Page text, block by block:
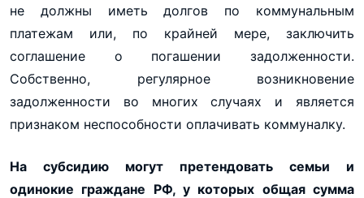
не должны иметь долгов по коммунальным
платежам или, по крайней мере, заключить
соглашение о погашении задолженности.
Собственно, регулярное возникновение
задолженности во многих случаях и является
признаком неспособности оплачивать коммуналку.
На субсидию могут претендовать семьи и
одинокие граждане РФ, у которых общая сумма